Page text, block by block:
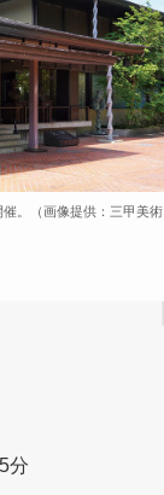
。（画像提供：三甲美術
分